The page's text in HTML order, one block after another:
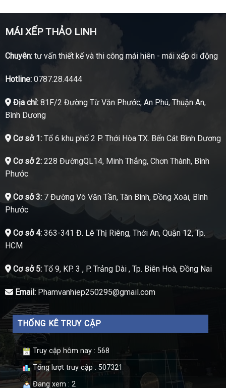
MÁI XẾP THẢO LINH
Chuyên:tư vấn thiết kế và thi công mái hiên - mái xếp di động
Hotline:0787.28.4444
Địa chỉ:81F/2 Đường Từ Văn Phước, An Phú, Thuận An,
Bình Dương
Cơ sở 1:Tổ 6 khu phố 2 P. Thới Hòa TX. Bến Cát Bình Dương
Cơ sở 2:228 ĐườngQL14, Minh Thắng, Chơn Thành, Bình
Phước
Cơ sở 3:7 Đường Võ Văn Tần, Tân Bình, Đồng Xoài, Bình
Phước
Cơ sở 4:363-341 Đ. Lê Thị Riêng, Thới An, Quận 12, Tp.
HCM
Cơ sở 5:Tổ 9, KP. 3 , P. Trảng Dài , Tp. Biên Hoà, Đồng Nai
Email:Phamvanhiep250295@gmail.com
THỐNG KÊ TRUY CẬP
Truy cập hôm nay : 568
Tổng lượt truy cập : 507321
Đang xem : 2